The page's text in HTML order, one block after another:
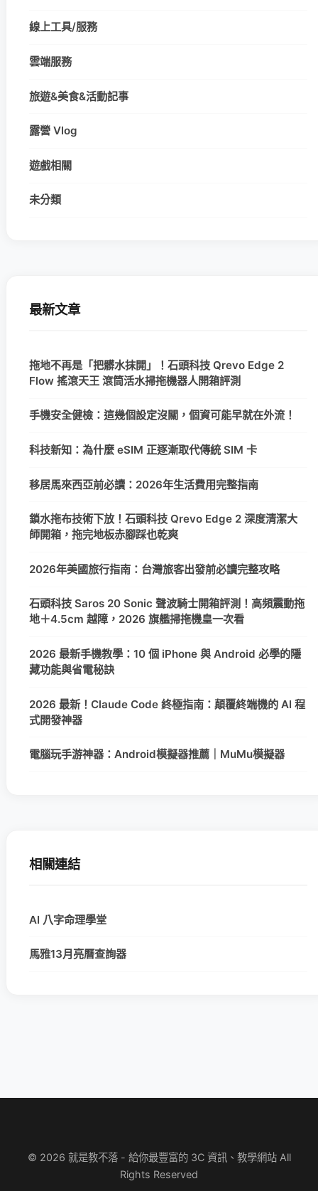
線上工具/服務
雲端服務
旅遊&美食&活動記事
露營 Vlog
遊戲相關
未分類
最新文章
拖地不再是「把髒水抹開」！石頭科技 Qrevo Edge 2
Flow 搖滾天王 滾筒活水掃拖機器人開箱評測
手機安全健檢：這幾個設定沒關，個資可能早就在外流！
科技新知：為什麼 eSIM 正逐漸取代傳統 SIM 卡
移居馬來西亞前必讀：2026年生活費用完整指南
鎖水拖布技術下放！石頭科技 Qrevo Edge 2 深度清潔大
師開箱，拖完地板赤腳踩也乾爽
2026年美國旅行指南：台灣旅客出發前必讀完整攻略
石頭科技 Saros 20 Sonic 聲波騎士開箱評測！高頻震動拖
地＋4.5cm 越障，2026 旗艦掃拖機皇一次看
2026 最新手機教學：10 個 iPhone 與 Android 必學的隱
藏功能與省電秘訣
2026 最新！Claude Code 終極指南：顛覆終端機的 AI 程
式開發神器
電腦玩手游神器：Android模擬器推薦｜MuMu模擬器
相關連結
AI 八字命理學堂
馬雅13月亮曆查詢器
© 2026 就是教不落 - 給你最豐富的 3C 資訊、教學網站 All
Rights Reserved